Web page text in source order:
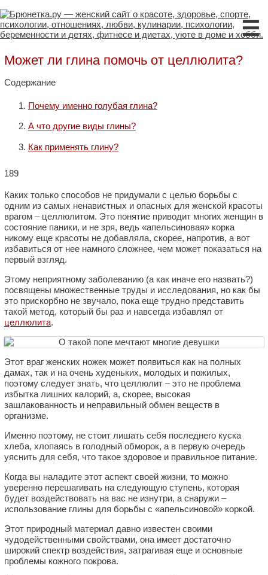
☰
Может ли глина помочь от целлюлита?
Содержание
Почему именно голубая глина?
А что другие виды глины?
Как применять глину?
189
Каких только способов не придумали с целью борьбы с
одним из самых ненавистных и опасных для женской красоты
врагом – целлюлитом. Это понятие приводит многих женщин в
состояние паники, и не зря, ведь «апельсиновая» корка
никому еще красоты не добавляла, скорее, напротив, а вот
избавиться от нее намного сложнее, чем может показаться на
первый взгляд.
Этому неприятному заболеванию (а как иначе его назвать?)
посвящены множественные труды и исследования, но как бы
это прискорбно не звучало, пока еще трудно представить
такой метод, который бы раз и навсегда избавлял от
целлюлита.
Этот враг женских ножек может появиться как на полных
дамах, так и на очень худеньких, молодых и пожилых,
поэтому следует знать, что целлюлит – это не проблема
избытка лишних калорий, а, скорее, высокая
зашлакованность и неправильный обмен веществ в
организме.
Именно поэтому, не стоит лишать себя последнего куска
хлеба, хлопаясь в голодный обморок, а в первую очередь
уяснить для себя, что такое здоровое и правильное питание.
Когда вы наладите этот аспект своей жизни, то можно
уверенно перешагивать на следующую ступень, которая
будет воздействовать на вас не изнутри, а снаружи –
использование глины для борьбы с «апельсиновой» коркой.
Этот природный материал давно известен своими
чудодейственными свойствами, она имеет достаточно
широкий спектр воздействия, затрагивая еще и основные
проблемы кожного покрова.